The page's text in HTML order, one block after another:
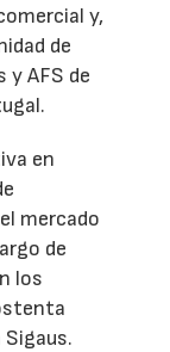
y,
de
y AFS de
en
mercado
de
los